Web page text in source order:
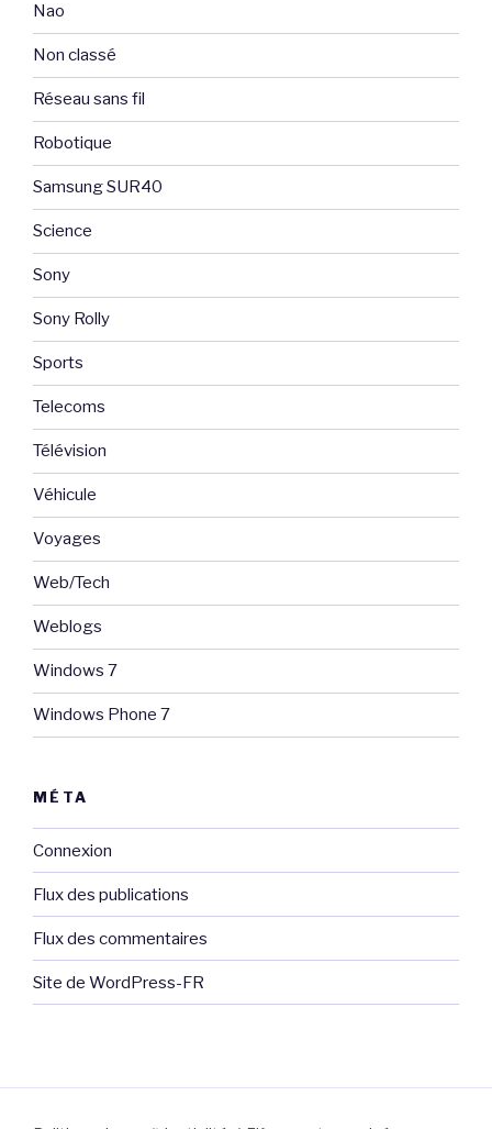
Nao
Non classé
Réseau sans fil
Robotique
Samsung SUR40
Science
Sony
Sony Rolly
Sports
Telecoms
Télévision
Véhicule
Voyages
Web/Tech
Weblogs
Windows 7
Windows Phone 7
MÉTA
Connexion
Flux des publications
Flux des commentaires
Site de WordPress-FR